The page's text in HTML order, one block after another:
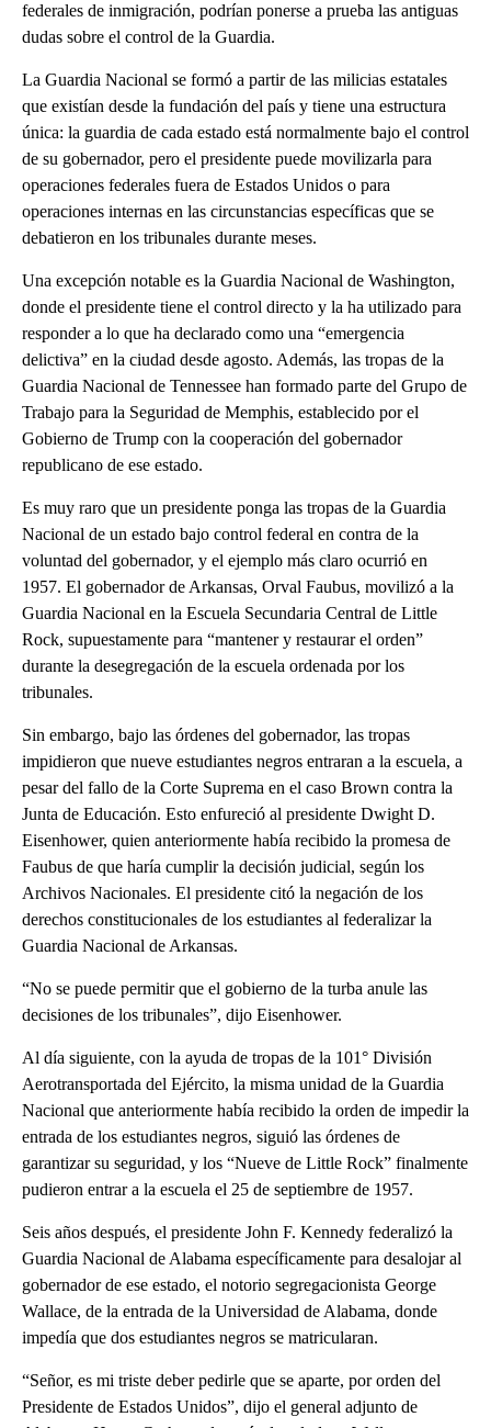
federales de inmigración, podrían ponerse a prueba las antiguas
dudas sobre el control de la Guardia.
La Guardia Nacional se formó a partir de las milicias estatales
que existían desde la fundación del país y tiene una estructura
única: la guardia de cada estado está normalmente bajo el control
de su gobernador, pero el presidente puede movilizarla para
operaciones federales fuera de Estados Unidos o para
operaciones internas en las circunstancias específicas que se
debatieron en los tribunales durante meses.
Una excepción notable es la Guardia Nacional de Washington,
donde el presidente tiene el control directo y la ha utilizado para
responder a lo que ha declarado como una “emergencia
delictiva” en la ciudad desde agosto. Además, las tropas de la
Guardia Nacional de Tennessee han formado parte del Grupo de
Trabajo para la Seguridad de Memphis, establecido por el
Gobierno de Trump con la cooperación del gobernador
republicano de ese estado.
Es muy raro que un presidente ponga las tropas de la Guardia
Nacional de un estado bajo control federal en contra de la
voluntad del gobernador, y el ejemplo más claro ocurrió en
1957. El gobernador de Arkansas, Orval Faubus, movilizó a la
Guardia Nacional en la Escuela Secundaria Central de Little
Rock, supuestamente para “mantener y restaurar el orden”
durante la desegregación de la escuela ordenada por los
tribunales.
Sin embargo, bajo las órdenes del gobernador, las tropas
impidieron que nueve estudiantes negros entraran a la escuela, a
pesar del fallo de la Corte Suprema en el caso Brown contra la
Junta de Educación. Esto enfureció al presidente Dwight D.
Eisenhower, quien anteriormente había recibido la promesa de
Faubus de que haría cumplir la decisión judicial, según los
Archivos Nacionales. El presidente citó la negación de los
derechos constitucionales de los estudiantes al federalizar la
Guardia Nacional de Arkansas.
“No se puede permitir que el gobierno de la turba anule las
decisiones de los tribunales”, dijo Eisenhower.
Al día siguiente, con la ayuda de tropas de la 101° División
Aerotransportada del Ejército, la misma unidad de la Guardia
Nacional que anteriormente había recibido la orden de impedir la
entrada de los estudiantes negros, siguió las órdenes de
garantizar su seguridad, y los “Nueve de Little Rock” finalmente
pudieron entrar a la escuela el 25 de septiembre de 1957.
Seis años después, el presidente John F. Kennedy federalizó la
Guardia Nacional de Alabama específicamente para desalojar al
gobernador de ese estado, el notorio segregacionista George
Wallace, de la entrada de la Universidad de Alabama, donde
impedía que dos estudiantes negros se matricularan.
“Señor, es mi triste deber pedirle que se aparte, por orden del
Presidente de Estados Unidos”, dijo el general adjunto de